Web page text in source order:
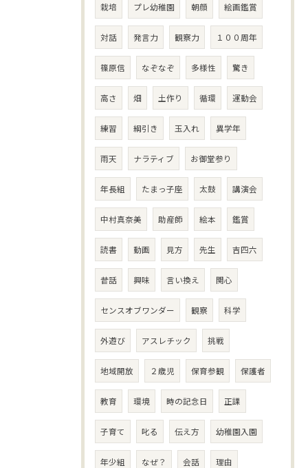
栽培 プレ幼稚園 朝顔 絵画鑑賞
対話 発言力 観察力 １００周年
篠原信 なぞなぞ 多様性 驚き
高さ 畑 土作り 循環 運動会
練習 綱引き 玉入れ 異学年
雨天 ナラティブ お御堂参り
年長組 たまっ子座 太鼓 講演会
中村真奈美 助産師 絵本 鑑賞
読書 動画 見方 先生 吉四六
昔話 興味 言い換え 関心
センスオブワンダー 観察 科学
外遊び アスレチック 挑戦
地域開放 ２歳児 保育参観 保護者
教育 環境 時の記念日 正課
子育て 叱る 伝え方 幼稚園入園
年少組 なぜ？ 会話 理由